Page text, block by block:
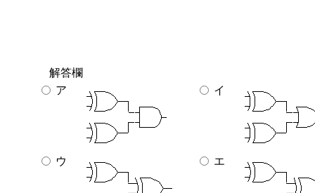
解答欄
ア
イ
ウ エ